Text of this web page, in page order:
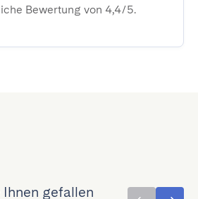
Bewertung von 4,4/5.
gefallen